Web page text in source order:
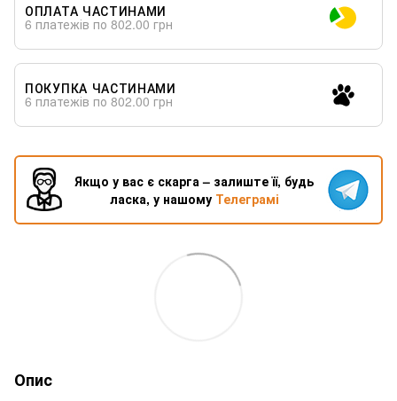
ОПЛАТА ЧАСТИНАМИ
6 платежів по 802.00 грн
ПОКУПКА ЧАСТИНАМИ
6 платежів по 802.00 грн
Якщо у вас є скарга – залиште її, будь
ласка, у нашому Телеграмі
Опис